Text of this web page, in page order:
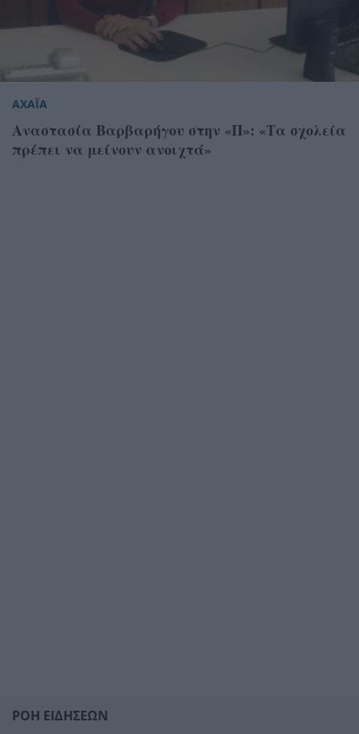
ΑΧΑΪΑ
Αναστασία Βαρβαρήγου στην «Π»: «Τα σχολεία
πρέπει να μείνουν ανοιχτά»
ΡΟΗ ΕΙΔΗΣΕΩΝ